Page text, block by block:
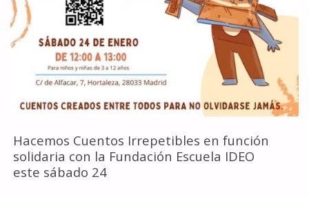
Hacemos Cuentos Irrepetibles en función
solidaria con la Fundación Escuela IDEO
este sábado 24